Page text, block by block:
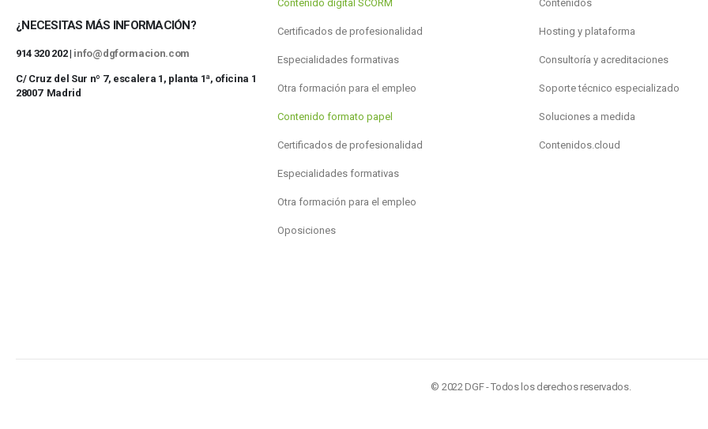
¿NECESITAS MÁS INFORMACIÓN?
914 320 202 | info@dgformacion.com
C/ Cruz del Sur nº 7, escalera 1, planta 1ª, oficina 1
28007 Madrid
Contenido digital SCORM
Certificados de profesionalidad
Especialidades formativas
Otra formación para el empleo
Contenido formato papel
Certificados de profesionalidad
Especialidades formativas
Otra formación para el empleo
Oposiciones
Contenidos
Hosting y plataforma
Consultoría y acreditaciones
Soporte técnico especializado
Soluciones a medida
Contenidos.cloud
© 2022 DGF - Todos los derechos reservados.